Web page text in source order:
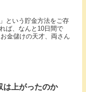
という貯金方法をご存
ば、なんと10日間で
金儲けの天才、両さん
は上がったのか